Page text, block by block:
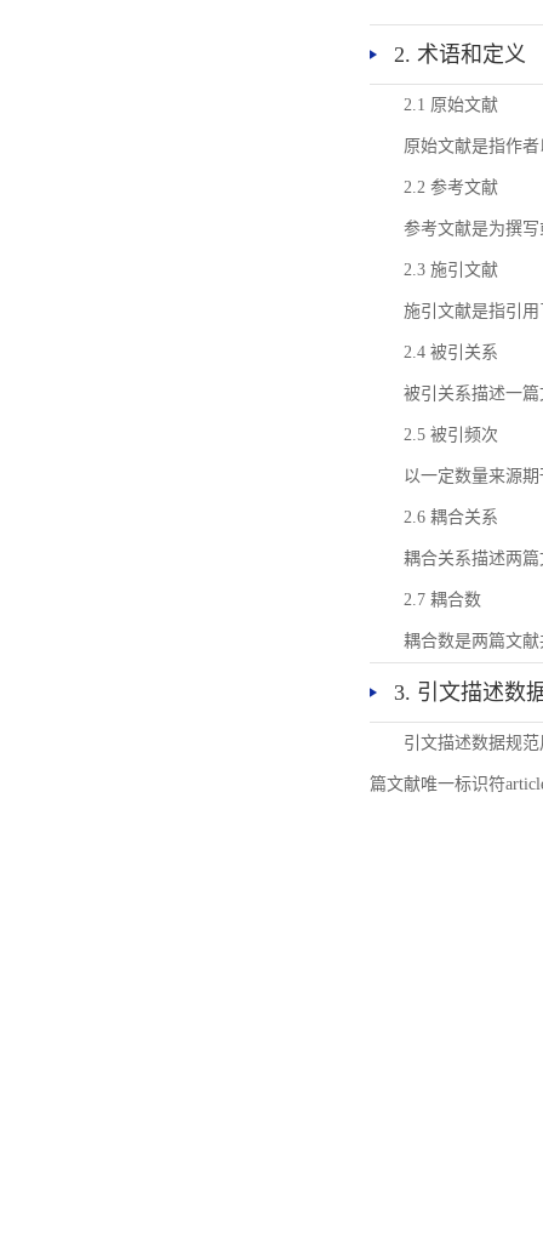
2. 术语和定义
2.1 原始文献
原始文献是指作
2.2 参考文献
参考文献是为撰
2.3 施引文献
施引文献是指引
2.4 被引关系
被引关系描述一
2.5 被引频次
以一定数量来源
2.6 耦合关系
耦合关系描述两
2.7 耦合数
耦合数是两篇文
3. 引文描述数
引文描述数据规
篇文献唯一标识符